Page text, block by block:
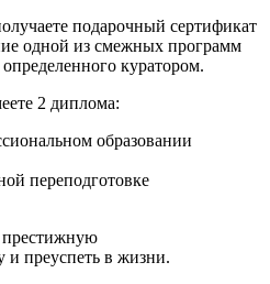
подарочный сертификат
одной из смежных программ
куратором.
2 диплома:
образовании
переподготовке
престижную
и преуспеть в жизни.